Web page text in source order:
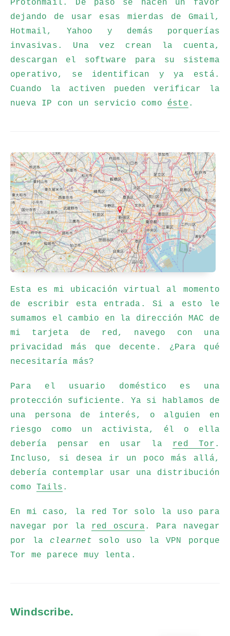
Protonmail. De paso se hacen un favor
dejando de usar esas mierdas de Gmail,
Hotmail, Yahoo y demás porquerías
invasivas. Una vez crean la cuenta,
descargan el software para su sistema
operativo, se identifican y ya está.
Cuando la activen pueden verificar la
nueva IP con un servicio como éste .
Esta es mi ubicación virtual al momento
de escribir esta entrada. Si a esto le
sumamos el cambio en la dirección MAC de
mi tarjeta de red, navego con una
privacidad más que decente. ¿Para qué
necesitaría más?
Para el usuario doméstico es una
protección suficiente. Ya si hablamos de
una persona de interés, o alguien en
riesgo como un activista, él o ella
debería pensar en usar la red Tor .
Incluso, si desea ir un poco más allá,
debería contemplar usar una distribución
como Tails .
En mi caso, la red Tor solo la uso para
navegar por la
red oscura . Para navegar
por la clearnet solo uso la VPN porque
Tor me parece muy lenta.
Windscribe.